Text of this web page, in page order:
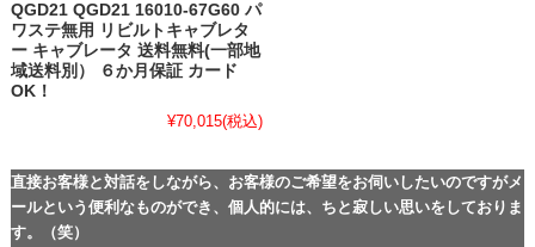
QGD21 QGD21 16010-67G60 パ
ワステ無用 リビルトキャブレタ
ー キャブレータ 送料無料(一部地
域送料別） ６か月保証 カード
OK！
¥70,015(税込)
直接お客様と対話をしながら、お客様のご希望をお伺いしたいのですがメ
ールという便利なものができ、個人的には、ちと寂しい思いをしておりま
す。（笑）